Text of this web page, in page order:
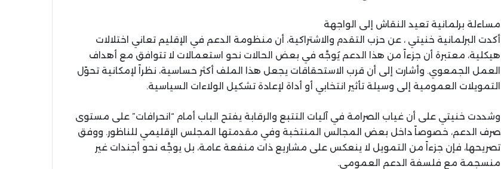
مساءلة برلمانية تعيد النقاش إلى الواجهة
أكدت البرلمانية خنيتي ، عن حزب التقدم والاشتراكية، أن منظومة الدعم في الإقليم تعاني اختلالات
هيكلية، معتبرة أن جزءاً من هذا الدعم يُوجَّه في بعض الحالات نحو استعمالات لا تتوافق مع أهداف
العمل الجمعوي. وأشارت إلى أن قرب الاستحقاقات يجعل هذا الملف أكثر حساسية، نظراً لإمكانية تحوّل
التمويلات العمومية إلى وسيلة تأثير انتخابي أو أداة لإعادة تشكيل الولاءات السياسية.
وشددت خنيتي على أن غياب الصرامة في آليات التتبع والرقابة يفتح الباب أمام “انحرافات” على مستوى
صرف الدعم، خصوصاً داخل بعض المجالس المنتخبة وفي مقدمتها المجلس الإقليمي للناظور. ووفق
تصريحها، فإن جزءاً من التمويل لا ينعكس على مشاريع ذات منفعة عامة، بل يوجَّه نحو أجندات غير
منسجمة مع فلسفة الدعم العمومي.